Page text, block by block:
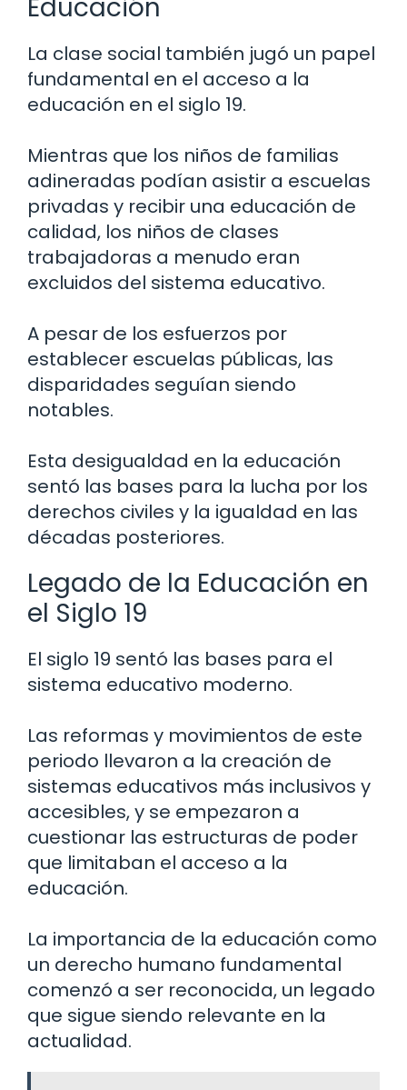
Educación
La clase social también jugó un papel
fundamental en el acceso a la
educación en el siglo 19.
Mientras que los niños de familias
adineradas podían asistir a escuelas
privadas y recibir una educación de
calidad, los niños de clases
trabajadoras a menudo eran
excluidos del sistema educativo.
A pesar de los esfuerzos por
establecer escuelas públicas, las
disparidades seguían siendo
notables.
Esta desigualdad en la educación
sentó las bases para la lucha por los
derechos civiles y la igualdad en las
décadas posteriores.
Legado de la Educación en
el Siglo 19
El siglo 19 sentó las bases para el
sistema educativo moderno.
Las reformas y movimientos de este
periodo llevaron a la creación de
sistemas educativos más inclusivos y
accesibles, y se empezaron a
cuestionar las estructuras de poder
que limitaban el acceso a la
educación.
La importancia de la educación como
un derecho humano fundamental
comenzó a ser reconocida, un legado
que sigue siendo relevante en la
actualidad.